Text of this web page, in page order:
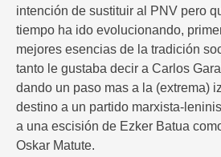
intención de sustituir al PNV pero
tiempo ha ido evolucionando,
mejores esencias de la tradición
tanto le gustaba decir a Carlos
dando un paso mas a la (extrema)
destino a un partido marxista-
a una escisión de Ezker Batua
Oskar Matute.